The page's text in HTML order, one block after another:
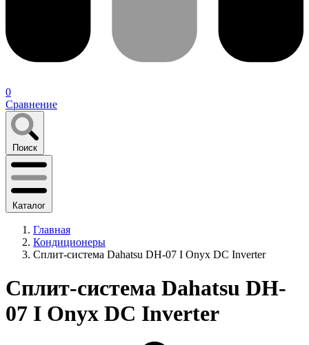
0
Сравнение
Поиск
Каталог
Главная
Кондиционеры
Cплит-система Dahatsu DH-07 I Onyx DC Inverter
Cплит-система Dahatsu DH-
07 I Onyx DC Inverter